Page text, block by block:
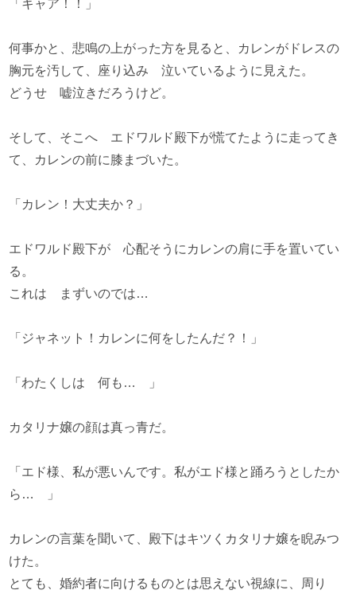
「キャア！！」
何事かと、悲鳴の上がった方を見ると、カレンがドレスの
胸元を汚して、座り込み 泣いているように見えた。
どうせ 嘘泣きだろうけど。
そして、そこへ エドワルド殿下が慌てたように走ってき
て、カレンの前に膝まづいた。
「カレン！大丈夫か？」
エドワルド殿下が 心配そうにカレンの肩に手を置いてい
る。
これは まずいのでは…
「ジャネット！カレンに何をしたんだ？！」
「わたくしは 何も… 」
カタリナ嬢の顔は真っ青だ。
「エド様、私が悪いんです。私がエド様と踊ろうとしたか
ら… 」
カレンの言葉を聞いて、殿下はキツくカタリナ嬢を睨みつ
けた。
とても、婚約者に向けるものとは思えない視線に、周り